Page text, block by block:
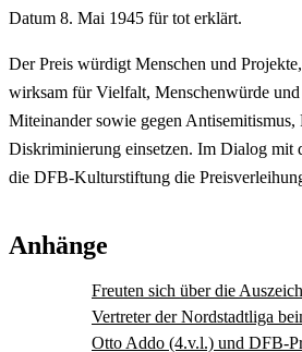
Datum 8. Mai 1945 für tot erklärt.
Der Preis würdigt Menschen und
wirksam für Vielfalt, Menschenwürde
Miteinander sowie gegen Antisemitismus,
Diskriminierung einsetzen. Im Dialog mit
die DFB-Kulturstiftung die
Anhänge
Freuten sich über die
Vertreter der Nordstadtliga
Otto Addo (4.v.l.) und DFB-